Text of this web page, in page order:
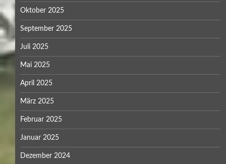
Oktober 2025
September 2025
Juli 2025
Mai 2025
April 2025
März 2025
Februar 2025
Januar 2025
Dezember 2024